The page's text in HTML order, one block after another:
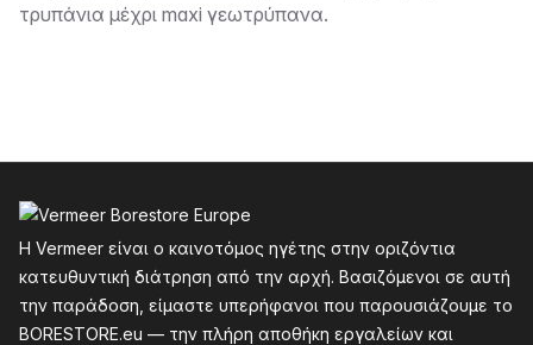
τρυπάνια μέχρι maxi γεωτρύπανα.
Η Vermeer είναι ο καινοτόμος ηγέτης στην οριζόντια
κατευθυντική διάτρηση από την αρχή. Βασιζόμενοι σε αυτή
την παράδοση, είμαστε υπερήφανοι που παρουσιάζουμε το
BORESTORE.eu — την πλήρη αποθήκη εργαλείων και